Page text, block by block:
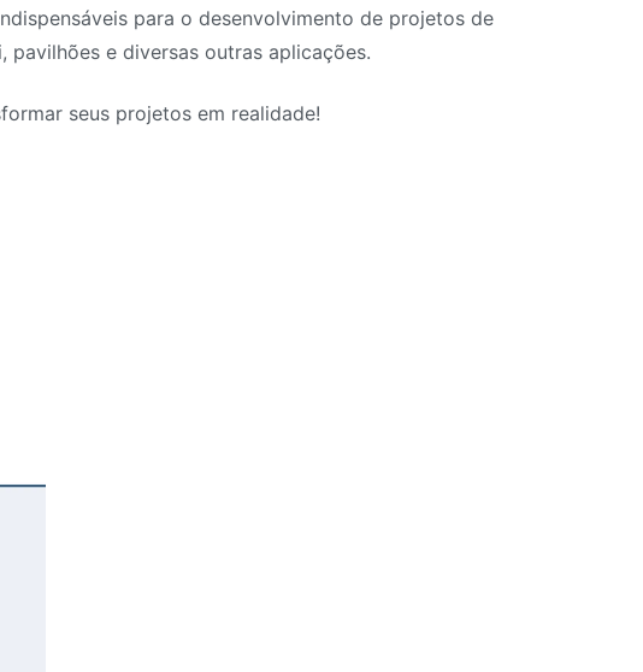
para o desenvolvimento de projetos de
pavilhões e diversas outras aplicações.
seus projetos em realidade!